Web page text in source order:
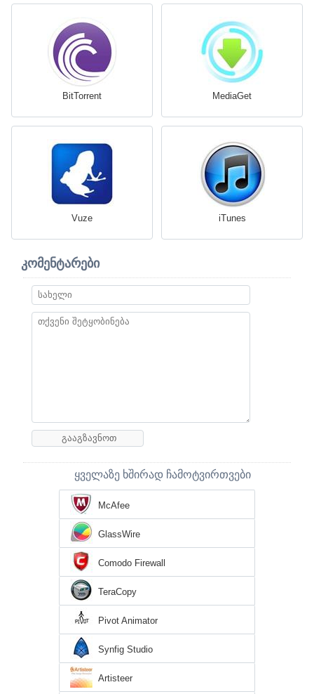
BitTorrent MediaGet
Vuze iTunes
კომენტარები
ყველაზე ხშირად ჩამოტვირთვები
McAfee
GlassWire
Comodo Firewall
TeraCopy
Pivot Animator
Synfig Studio
Artisteer